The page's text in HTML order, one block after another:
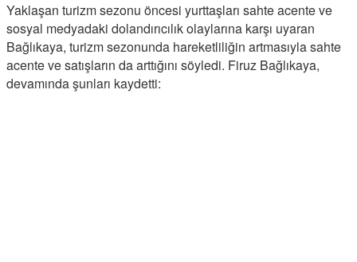
Yaklaşan turizm sezonu öncesi yurttaşları sahte acente ve
sosyal medyadaki dolandırıcılık olaylarına karşı uyaran
Bağlıkaya, turizm sezonunda hareketliliğin artmasıyla sahte
acente ve satışların da arttığını söyledi. Firuz Bağlıkaya,
devamında şunları kaydetti: